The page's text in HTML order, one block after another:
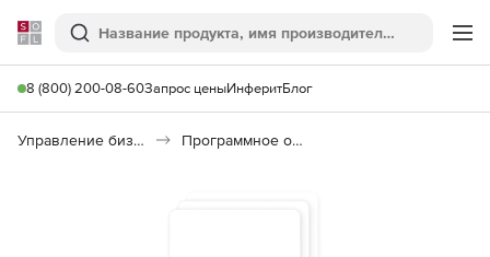
Softline
Поиск
8 (800) 200-08-60Запрос ценыИнферитБлог
Управление бизнесом, CRM/ERP Программное обеспечение для ведения дел